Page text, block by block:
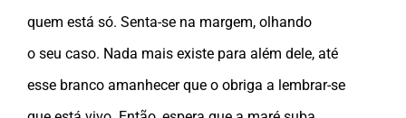
quem está só. Senta-se na margem, olhando
o seu caso. Nada mais existe para além dele, até
esse branco amanhecer que o obriga a lembrar-se